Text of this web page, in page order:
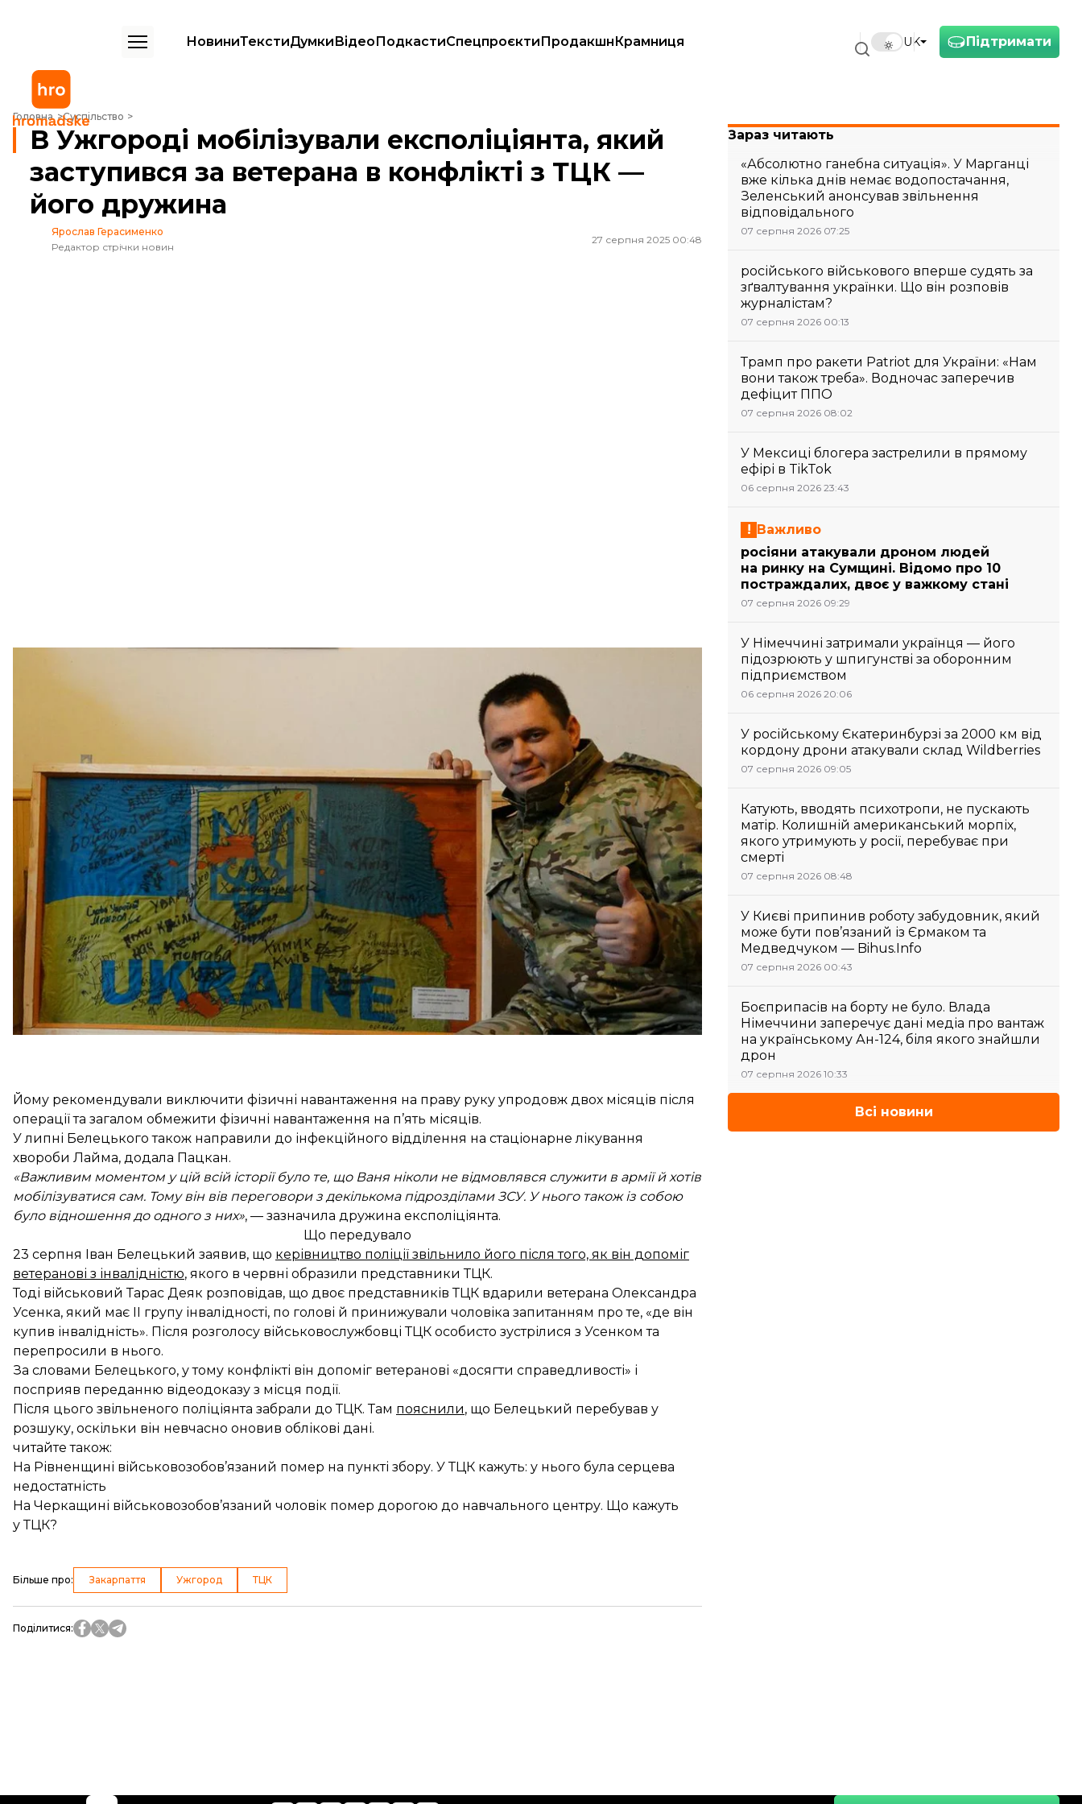
Підтримати
UK
НовиниТекстиДумкиВідеоПодкастиСпецпроєктиПродакшнКрамниця
Головна Суспільство
В Ужгороді мобілізували експоліціянта, який заступився за ветерана в конфлікті з ТЦК — його дружина
В Ужгороді мобілізували експоліціянта, який
заступився за ветерана в конфлікті з ТЦК —
його дружина
Ярослав Герасименко
Редактор стрічки новин
27 серпня 2025 00:48
Колишнього поліціянта Івана Белецького, який заявив, що його звільнили через допомогу
ветеранові в конфлікті з ТЦК, мобілізували й направили на навчання.
За її словами, Белецького, який уже проходить навчання на полігоні, мобілізували менш ніж за добу,
не взявши до уваги медичних документів, що він мав при собі. Зокрема, виписку про операцію на
плечі, яку чоловік зробив 5 серпня, та свідченням, що він потребує реабілітації.
У медичних документах, які опублікувала Пацкан, зазначається, що Белецький має травму м’яза
й сухожилки правого плеча, асептичний некроз акроміального кінця правої ключиці та гіпертонічну
хворобу серця.
Йому рекомендували виключити фізичні навантаження на праву руку упродовж двох місяців після
операції та загалом обмежити фізичні навантаження на п’ять місяців.
У липні Белецького також направили до інфекційного відділення на стаціонарне лікування
хвороби Лайма, додала Пацкан.
«Важливим моментом у цій всій історії було те, що Ваня ніколи не відмовлявся служити в армії й хотів
мобілізуватися сам. Тому він вів переговори з декількома підрозділами ЗСУ. У нього також із собою
було відношення до одного з них», — зазначила дружина експоліціянта.
Що передувало
23 серпня Іван Белецький заявив, що керівництво поліції звільнило його після того, як він допоміг
ветеранові з інвалідністю, якого в червні образили представники ТЦК.
Тоді військовий Тарас Деяк розповідав, що двоє представників ТЦК вдарили ветерана Олександра
Усенка, який має II групу інвалідності, по голові й принижували чоловіка запитанням про те, «де він
купив інвалідність». Після розголосу військовослужбовці ТЦК особисто зустрілися з Усенком та
перепросили в нього.
За словами Белецького, у тому конфлікті він допоміг ветеранові «досягти справедливості» і
посприяв переданню відеодоказу з місця події.
Після цього звільненого поліціянта забрали до ТЦК. Там пояснили, що Белецький перебував у
розшуку, оскільки він невчасно оновив облікові дані.
читайте також:
На Рівненщині військовозобов’язаний помер на пункті збору. У ТЦК кажуть: у нього була серцева
недостатність
На Черкащині військовозобов’язаний чоловік помер дорогою до навчального центру. Що кажуть
у ТЦК?
Більше про: Закарпаття Ужгород ТЦК
Поділитися:
Зараз читають
«Абсолютно ганебна ситуація». У Марганці
вже кілька днів немає водопостачання,
Зеленський анонсував звільнення
відповідального
07 серпня 2026 07:25
російського військового вперше судять за
зґвалтування українки. Що він розповів
журналістам?
07 серпня 2026 00:13
Трамп про ракети Patriot для України: «Нам
вони також треба». Водночас заперечив
дефіцит ППО
07 серпня 2026 08:02
У Мексиці блогера застрелили в прямому
ефірі в TikTok
06 серпня 2026 23:43
Важливо
росіяни атакували дроном людей
на ринку на Сумщині. Відомо про 10
постраждалих, двоє у важкому стані
07 серпня 2026 09:29
У Німеччині затримали українця — його
підозрюють у шпигунстві за оборонним
підприємством
06 серпня 2026 20:06
У російському Єкатеринбурзі за 2000 км від
кордону дрони атакували склад Wildberries
07 серпня 2026 09:05
Катують, вводять психотропи, не пускають
матір. Колишній американський морпіх,
якого утримують у росії, перебуває при
смерті
07 серпня 2026 08:48
У Києві припинив роботу забудовник, який
може бути пов’язаний із Єрмаком та
Медведчуком — Bihus.Info
07 серпня 2026 00:43
Боєприпасів на борту не було. Влада
Німеччини заперечує дані медіа про вантаж
на українському Ан-124, біля якого знайшли
дрон
07 серпня 2026 10:33
Всі новини